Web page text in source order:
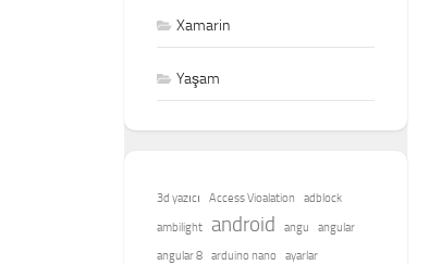
Xamarin
Yaşam
3d yazıcı Access Vioalation adblock
ambilight android angu
angular
angular 8
arduino nano
ayarlar